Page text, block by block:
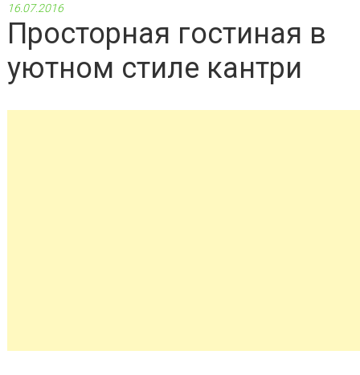
16.07.2016
Просторная гостиная в
уютном стиле кантри